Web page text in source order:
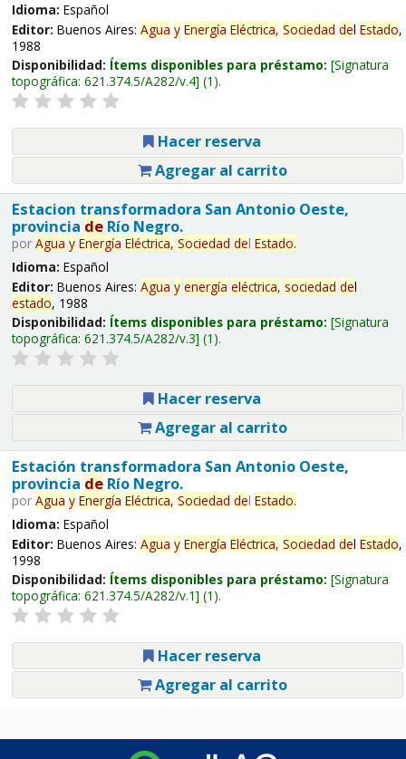
Idioma: Español
Editor: Buenos Aires: Agua y Energía Eléctrica, Sociedad del Estado,
1988
Disponibilidad: Ítems disponibles para préstamo: Signatura
topográfica: 621.374.5/A282/v.4 (1).
Hacer reserva
Agregar al carrito
Estacion transformadora San Antonio Oeste,
provincia deRío Negro.
por Agua y Energía Eléctrica, Sociedad del Estado.
Idioma: Español
Editor: Buenos Aires: Agua y energía eléctrica, sociedad del
estado, 1988
Disponibilidad: Ítems disponibles para préstamo: Signatura
topográfica: 621.374.5/A282/v.3 (1).
Hacer reserva
Agregar al carrito
Estación transformadora San Antonio Oeste,
provincia deRío Negro.
por Agua y Energía Eléctrica, Sociedad del Estado.
Idioma: Español
Editor: Buenos Aires: Agua y Energía Eléctrica, Sociedad del Estado,
1998
Disponibilidad: Ítems disponibles para préstamo: Signatura
topográfica: 621.374.5/A282/v.1 (1).
Hacer reserva
Agregar al carrito